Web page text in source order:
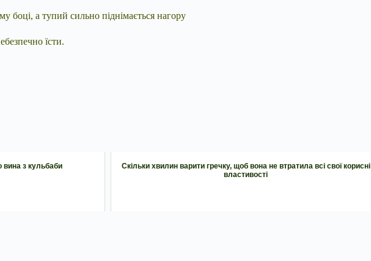
боці, а тупий сильно піднімається нагору
їсти.
вина з кульбаби
Скільки хвилин варити гречку, щоб вона не втратила всі свої корисні
властивості